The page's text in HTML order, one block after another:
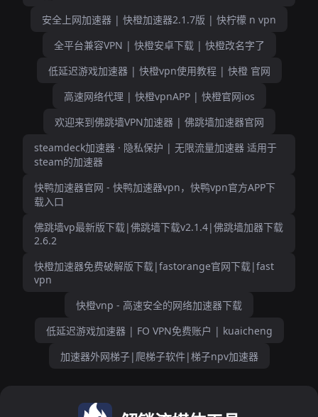
安全上网加速器 | 快橙加速器2.1.7版 | 快柠檬 n vpn
全平台兼容VPN | 快橙安卓下载 | 快橙改名字了
低延迟游戏加速器 | 快橙vpn使用教程 | 快橙 官网
高速网络代理 | 快橙vpnAPP | 快橙官网ios
欢迎来到佛跳墙VPN加速器 | 佛跳墙加速器官网
steamdeck加速器 · 隐私保护 | 无限流量加速器 适用于
steam的加速器
快鸭加速器官网 - 快鸭加速器vpn，快鸭vpn官方APP下
载入口
佛跳墙vp最新版下载|佛跳墙下载v2.1.4|佛跳墙加器下载
2.6.2
快橙加速器免费破解版下载|fastorange官网下载|fast
vpn
快橙vnp - 高速安全的网络加速器下载
低延迟游戏加速器 | FO VPN免费账户 | kuaicheng
加速器外网梯子|爬梯子软件|梯子npv加速器